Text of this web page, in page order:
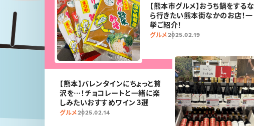
【熊本市グルメ】おうち鍋をするな
ら行きたい熊本街なかのお店！一
挙ご紹介！
グルメ2025.02.19
【熊本】バレンタインにちょっと贅
沢を…！チョコレートと一緒に楽
しみたいおすすめワイン３選
グルメ2025.02.14